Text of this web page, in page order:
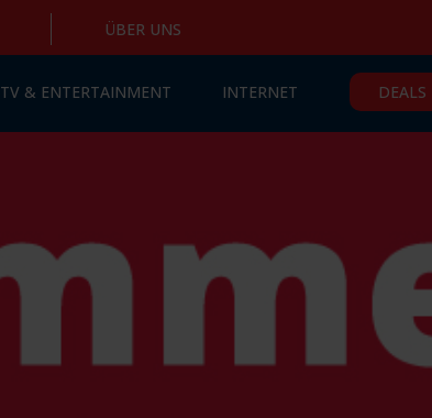
ÜBER UNS
TV & ENTERTAINMENT INTERNET DEALS